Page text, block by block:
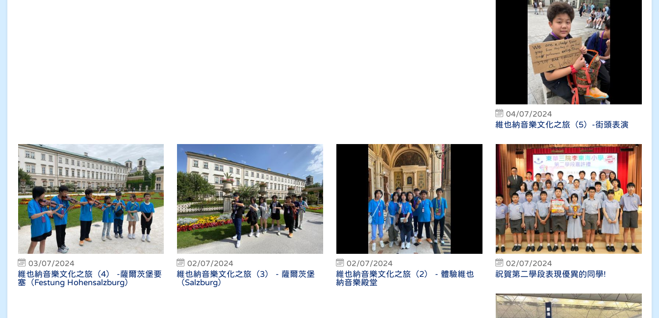
04/07/2024
維也納音樂文化之旅（5）-街頭表演
03/07/2024
維也納音樂文化之旅（4） -薩爾茨堡要
塞（Festung Hohensalzburg）
02/07/2024
維也納音樂文化之旅（3） - 薩爾茨堡
（Salzburg）
02/07/2024
維也納音樂文化之旅（2） - 體驗維也
納音樂殿堂
02/07/2024
祝賀第二學段表現優異的同學!